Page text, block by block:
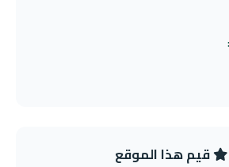
قيم هذا الموقع